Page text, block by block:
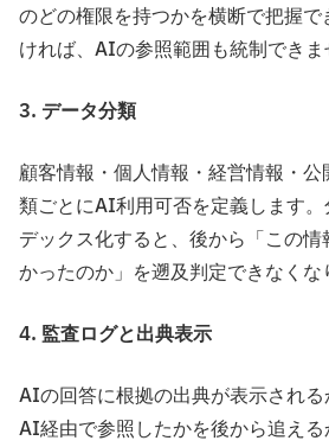
のどの権限を持つかを横断で把握
ければ、AIの参照範囲も統制できま
3. データ分類
顧客情報・個人情報・経営情報・
類ごとにAI利用可否を定義します
デックス化すると、後から「この
かったのか」を遡及判定できなくな
4. 監査ログと出典表示
AIの回答に根拠の出典が表示され
AI経由で参照したかを後から追え